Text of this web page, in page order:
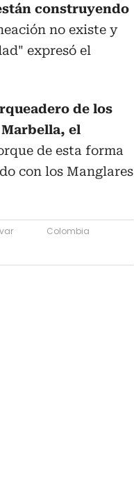
construyendo
no existe y
expresó el
de los
el
de esta forma
con los Manglares
Colombia